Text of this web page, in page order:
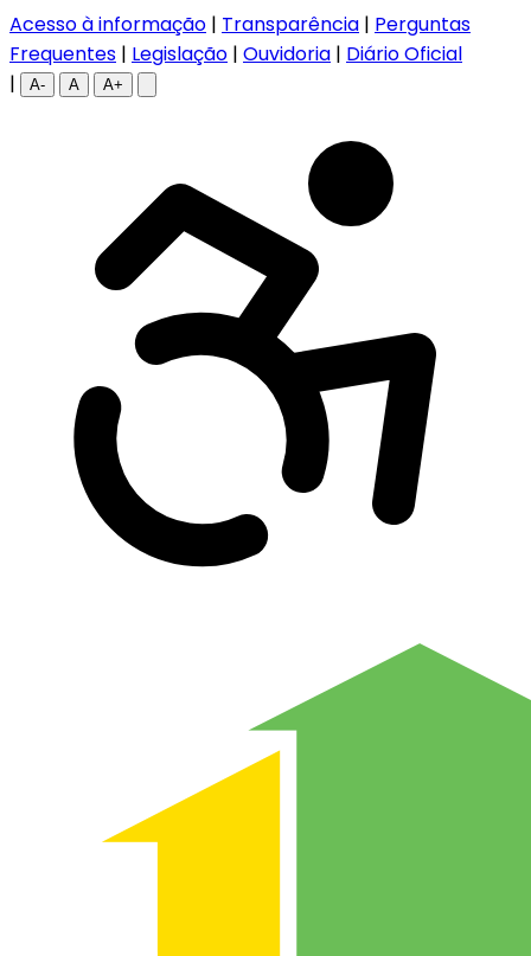
Acesso à informação | Transparência | Perguntas
Frequentes | Legislação | Ouvidoria | Diário Oficial
|
A- A A+